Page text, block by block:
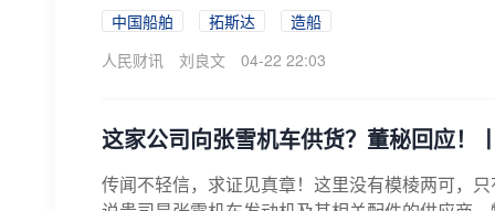
中国船舶 拓斯达
造船
人民财讯
刘良文 04-22 22:03
这家公司向张雪机车供货？董秘回应！
传闻不轻信，求证见真章！这里没有模棱两可，